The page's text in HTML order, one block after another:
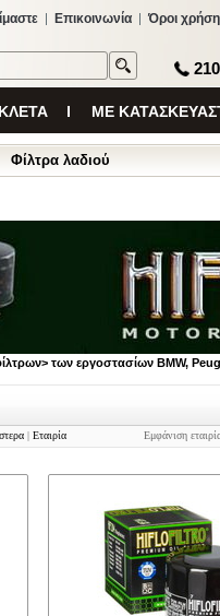
Επικοινωνία Όροι
ΜΕ
Φίλτρα λαδιού
των εργοστασίων BMW,
| Εταιρία Εμφάνιση